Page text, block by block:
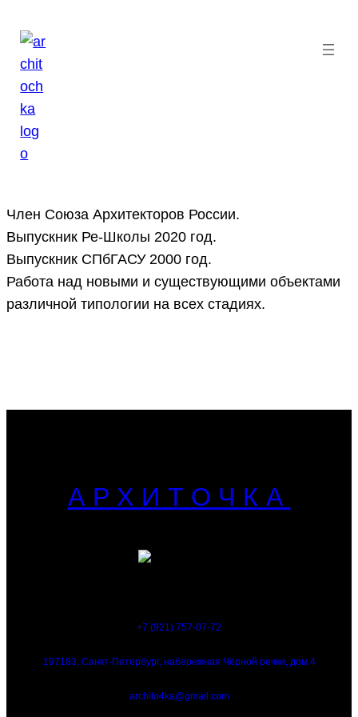
содержимому
Член Союза Архитекторов России.
Выпускник Ре-Школы 2020 год.
Выпускник СПбГАСУ 2000 год.
Работа над новыми и существующими объектами
различной типологии на всех стадиях.
АРХИТОЧКА
+7 (921) 757-07-72
197183, Санкт-Петербург, набережная Чёрной речки, дом 4
archito4ka@gmail.com